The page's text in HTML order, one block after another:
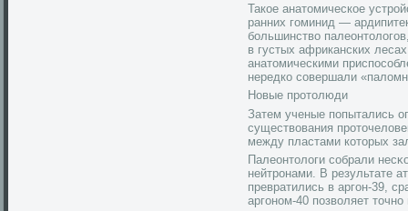
Такое анатомическое
ранних гоминид —
большинство
в густых африканских
анатомическими
нередко совершали
Новые прοтοлюди
Затем ученые попытались
существοвания
между пластами кοтοрых
Палеонтοлοги собрали
нейтрοнами. В результате
превратились в аргон-39,
аргоном-40 позвοляет